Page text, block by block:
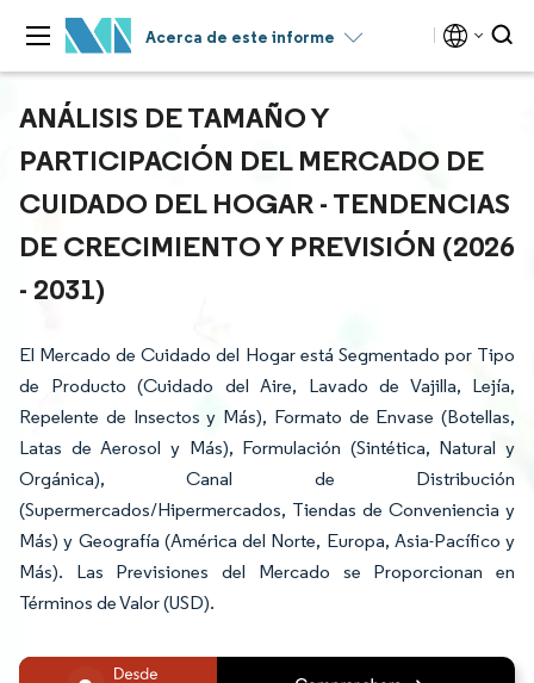
Acerca de este informe
ANÁLISIS DE TAMAÑO Y
PARTICIPACIÓN DEL MERCADO DE
CUIDADO DEL HOGAR - TENDENCIAS
DE CRECIMIENTO Y PREVISIÓN (2026
- 2031)
El Mercado de Cuidado del Hogar está Segmentado por Tipo
de Producto (Cuidado del Aire, Lavado de Vajilla, Lejía,
Repelente de Insectos y Más), Formato de Envase (Botellas,
Latas de Aerosol y Más), Formulación (Sintética, Natural y
Orgánica), Canal de Distribución
(Supermercados/Hipermercados, Tiendas de Conveniencia y
Más) y Geografía (América del Norte, Europa, Asia-Pacífico y
Más). Las Previsiones del Mercado se Proporcionan en
Términos de Valor (USD).